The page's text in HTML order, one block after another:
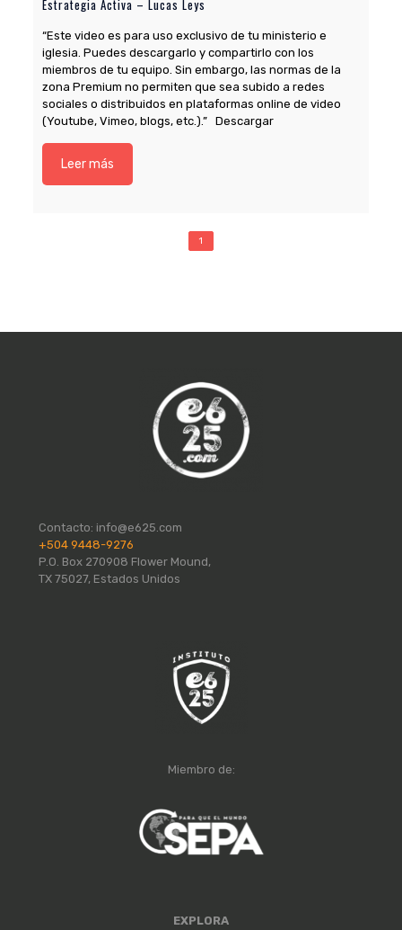
Estrategia Activa – Lucas Leys
“Este video es para uso exclusivo de tu ministerio e
iglesia. Puedes descargarlo y compartirlo con los
miembros de tu equipo. Sin embargo, las normas de la
zona Premium no permiten que sea subido a redes
sociales o distribuidos en plataformas online de video
(Youtube, Vimeo, blogs, etc.).” Descargar
Leer más
1
Contacto: info@e625.com
+504 9448-9276
P.O. Box 270908 Flower Mound,
TX 75027, Estados Unidos
Miembro de:
EXPLORA